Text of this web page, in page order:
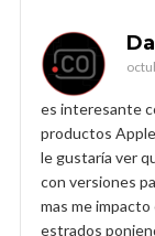
es interesante
productos
le gustaría ver
con versiones
mas me
estrados